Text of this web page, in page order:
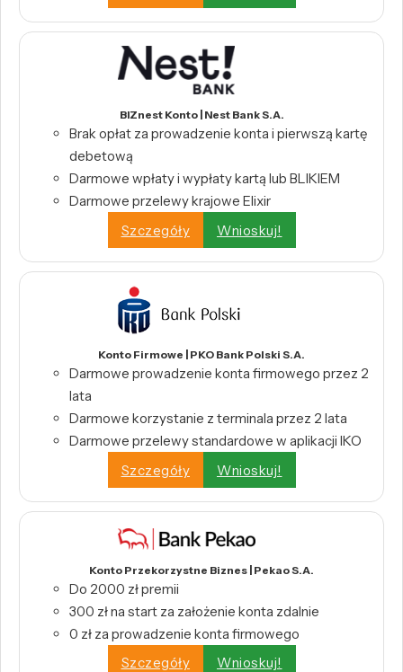
BIZnest Konto | Nest Bank S.A.
Brak opłat za prowadzenie konta i pierwszą kartę
debetową
Darmowe wpłaty i wypłaty kartą lub BLIKIEM
Darmowe przelewy krajowe Elixir
Szczegóły
Wnioskuj!
Konto Firmowe | PKO Bank Polski S.A.
Darmowe prowadzenie konta firmowego przez 2
lata
Darmowe korzystanie z terminala przez 2 lata
Darmowe przelewy standardowe w aplikacji IKO
Szczegóły
Wnioskuj!
Konto Przekorzystne Biznes | Pekao S.A.
Do 2000 zł premii
300 zł na start za założenie konta zdalnie
0 zł za prowadzenie konta firmowego
Szczegóły
Wnioskuj!